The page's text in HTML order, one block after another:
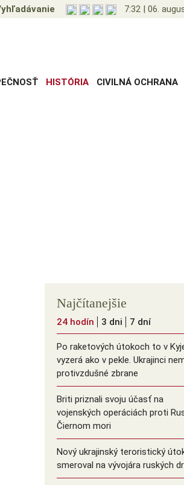
7:32 | 06.
HISTÓRIA CIVILNÁ OCHRANA
Najčítanejšie
24 hodín 3 dni 7 dní
Po raketových útokoch to v
vyzerá ako v pekle. Ukrajinci
protivzdušné zbrane
Briti priznali svoju účasť na
vojenských operáciách proti
Čiernom mori
Nový ukrajinský teroristický
smeroval na vývojára ruských